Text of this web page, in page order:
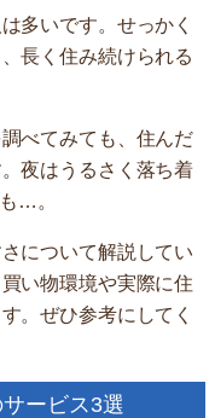
多いです。せっかく
長く住み続けられる
べてみても、住んだ
夜はうるさく落ち着
…。
について解説してい
い物環境や実際に住
。ぜひ参考にしてく
ービス3選